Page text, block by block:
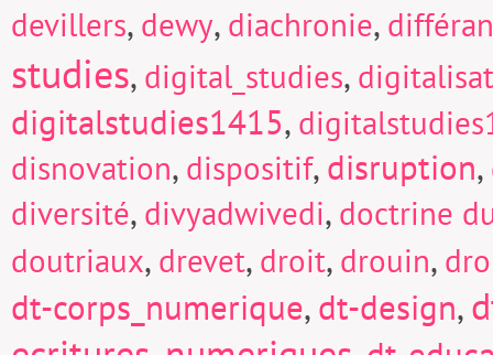
devillers, dewy, diachronie,
studies, digital_studies,
digitalstudies1415,
disnovation, dispositif,disruption,
diversité, divyadwivedi, doctrine
doutriaux, drevet, droit, drouin,
dt-corps_numerique,dt-design,